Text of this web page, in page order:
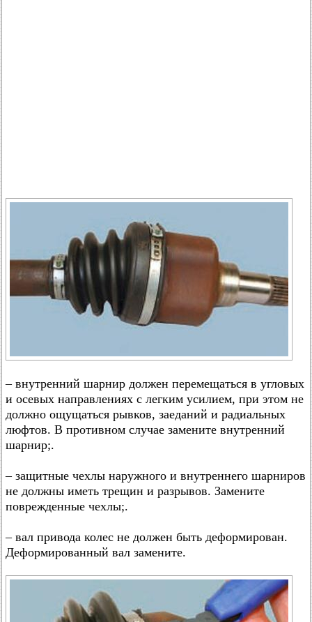
– внутренний шарнир должен перемещаться в угловых
и осевых направлениях с легким усилием, при этом не
должно ощущаться рывков, заеданий и радиальных
люфтов. В противном случае замените внутренний
шарнир;.
– защитные чехлы наружного и внутреннего шарниров
не должны иметь трещин и разрывов. Замените
поврежденные чехлы;.
– вал привода колес не должен быть деформирован.
Деформированный вал замените.